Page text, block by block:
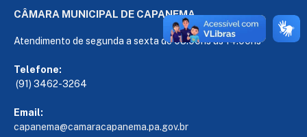
CÂMARA MUNICIPAL DE CAPANEMA
Atendimento de segunda a sexta de 08:00hs às 14:00hs
Telefone:
(91) 3462-3264
Email:
capanema@camaracapanema.pa.gov.br